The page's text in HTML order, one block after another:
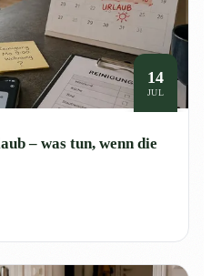
14
JUL
– was tun, wenn die